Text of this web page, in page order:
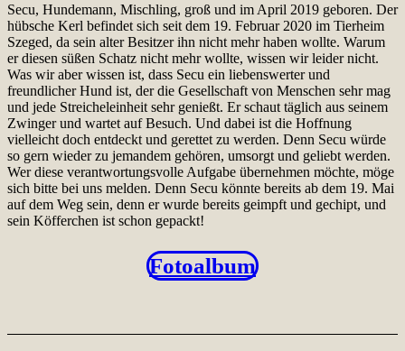
Secu, Hundemann, Mischling, groß und im April 2019 geboren. Der
hübsche Kerl befindet sich seit dem 19. Februar 2020 im Tierheim
Szeged, da sein alter Besitzer ihn nicht mehr haben wollte. Warum
er diesen süßen Schatz nicht mehr wollte, wissen wir leider nicht.
Was wir aber wissen ist, dass Secu ein liebenswerter und
freundlicher Hund ist, der die Gesellschaft von Menschen sehr mag
und jede Streicheleinheit sehr genießt. Er schaut täglich aus seinem
Zwinger und wartet auf Besuch. Und dabei ist die Hoffnung
vielleicht doch entdeckt und gerettet zu werden. Denn Secu würde
so gern wieder zu jemandem gehören, umsorgt und geliebt werden.
Wer diese verantwortungsvolle Aufgabe übernehmen möchte, möge
sich bitte bei uns melden. Denn Secu könnte bereits ab dem 19. Mai
auf dem Weg sein, denn er wurde bereits geimpft und gechipt, und
sein Köfferchen ist schon gepackt!
Fotoalbum